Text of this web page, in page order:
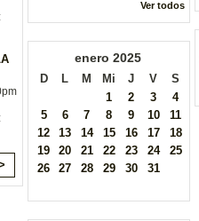
Ver todos
enero 2025
D L M Mi J V
S
1
2 3
4
5
6 7 8 9 10
11
12
13 14 15 16 17
18
19
20 21 22 23 24
25
26
27 28 29 30 31